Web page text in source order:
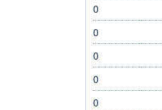
0
0
0
0
0